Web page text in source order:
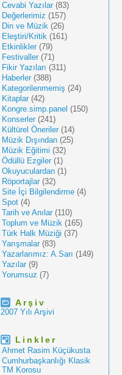
Cevabi Yazılar (83)
Değerlerimiz (157)
Din ve Müzik (26)
Eleştiri/Kritik (161)
Etkinlikler (79)
Festivaller (71)
Fikir Yazıları (311)
Haberler (388)
Kategorilenmemiş (24)
Kitaplar (42)
Kongre.simp.panel (150)
Konserler (241)
Kültürel Öneriler (14)
Müzik Dışından (25)
Müzik Eğitimi (32)
Ödüllü Ezgiler (1)
Okuyuculardan (1)
Röportajlar (32)
Site İçi Bilgilendirme (4)
Spot (4)
Tarih ve Anılar (110)
Toplum ve Müzik (165)
Türk Halk Müziği (37)
Yarışmalar (83)
Yazarlarımız: A.Sarı (149)
Yazılar (9)
Yorumsuz (7)
Arşiv
2007 Yılı Arşivi
Linkler
Ahmet Rasim Küçükusta
Cumhurbaşkanlığı Klasik
TM Korosu